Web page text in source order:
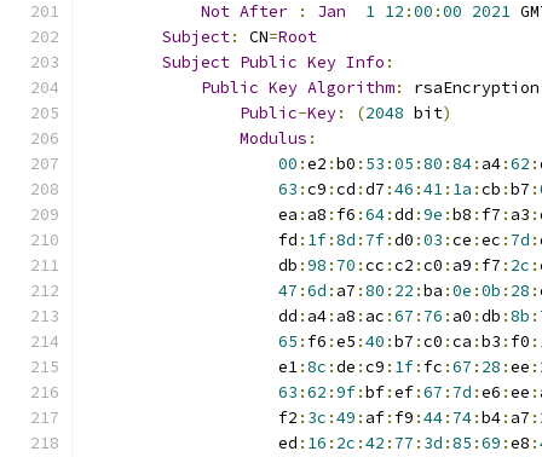
Not After : Jan 1 12 :00 :00 2021
Subject: CN=Root
Subject Public Key Info :
Public Key Algorithm:
rsaEncryption
Public-Key: (2048 bit)
Modulus :
00 :e2 :b0 : 53 :05 :80 :84: a4:62 :
63 :c9 :cd :d7 :46 :41: 1a :cb :b7 :
                    ea
: a8 : f6 :64:dd :9e :b8 : f7 : a3 :
                    fd
: 1f:8d : 7f:d0 :03 :ce :ec : 7d :
                    db
:98 : 70 :cc :c2 :c0 : a9 : f7 : 2c :
47 :6d : a7 :80 : 22 :ba :0e :0b : 28 :
                    dd
: a4: a8 : ac :67 : 76 : a0 :db :8b :
65 : f6 :e5 :40 :b7 :c0 :ca :b3 : f0 :
                    e1
:8c :de :c9 : 1f: fc :67 : 28 :ee :
63 :62 :9f:bf:ef:67 : 7d :e6 :ee :
                    f2
: 3c :49 : af: f9 :44: 74:b4: a7 :
                    ed
: 16 : 2c :42 : 77 : 3d :85 :69 :e8 :